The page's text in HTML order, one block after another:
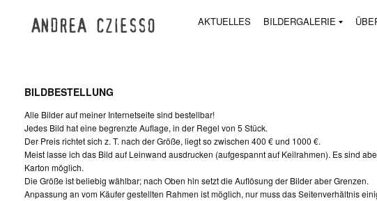
AKTUELLES BILDERGALERIE
BILDBESTELLUNG
Alle Bilder auf meiner Internetseite sind bestellbar!
Jedes Bild hat eine begrenzte Auflage, in der Regel von 5 Stück.
Der Preis richtet sich z. T. nach der Größe, liegt so zwischen 400 € und 1000 €.
Meist lasse ich das Bild auf Leinwand ausdrucken (aufgespannt auf Keilrahmen). Es sind
Karton möglich.
Die Größe ist beliebig wählbar; nach Oben hin setzt die Auflösung der Bilder aber Grenzen.
Anpassung an vom Käufer gestellten Rahmen ist möglich, nur muss das Seitenverhältnis